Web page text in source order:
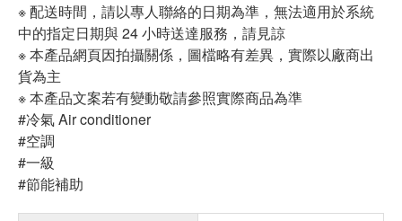
※ 配送時間，請以專人聯絡的日期為準，無法適用於系統
中的指定日期與 24 小時送達服務，請見諒
※ 本產品網頁因拍攝關係，圖檔略有差異，實際以廠商出
貨為主
※ 本產品文案若有變動敬請參照實際商品為準
#冷氣 Air conditioner
#空調
#一級
#節能補助